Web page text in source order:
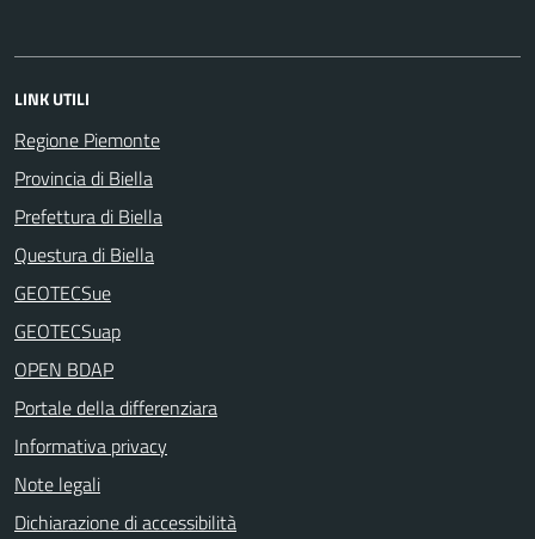
LINK UTILI
Regione Piemonte
Provincia di Biella
Prefettura di Biella
Questura di Biella
GEOTECSue
GEOTECSuap
OPEN BDAP
Portale della differenziara
Informativa privacy
Note legali
Dichiarazione di accessibilità